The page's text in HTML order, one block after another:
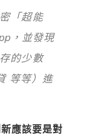
「超能
，並發現
的少數
等等）進
應該要是對